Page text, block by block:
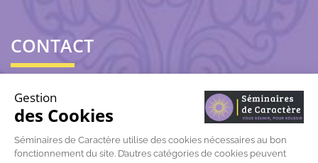
CONTACT
06 43 69 79 72
contact@seminairesdecaractere.fr
197 Rue Léon Arnoux
Gestion
des Cookies
Séminaires de Caractère utilise des cookies nécessaires au bon
fonctionnement du site. D’autres catégories de cookies peuvent